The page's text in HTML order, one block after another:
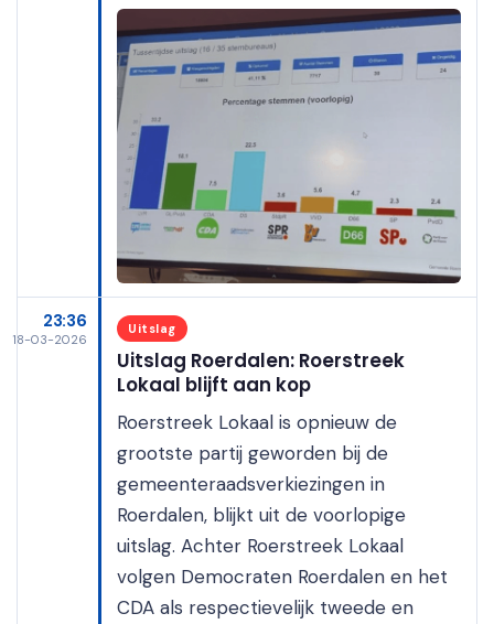
23:36
18-03-2026
Uitslag
Uitslag Roerdalen: Roerstreek
Lokaal blijft aan kop
Roerstreek Lokaal is opnieuw de
grootste partij geworden bij de
gemeenteraadsverkiezingen in
Roerdalen, blijkt uit de voorlopige
uitslag. Achter Roerstreek Lokaal
volgen Democraten Roerdalen en het
CDA als respectievelijk tweede en